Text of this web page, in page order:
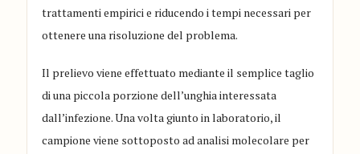
trattamenti empirici e riducendo i tempi necessari per
ottenere una risoluzione del problema.
Il prelievo viene effettuato mediante il semplice taglio
di una piccola porzione dell’unghia interessata
dall’infezione. Una volta giunto in laboratorio, il
campione viene sottoposto ad analisi molecolare per